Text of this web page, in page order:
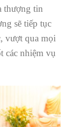
thượng tin
sẽ tiếp tục
vượt qua mọi
các nhiệm vụ